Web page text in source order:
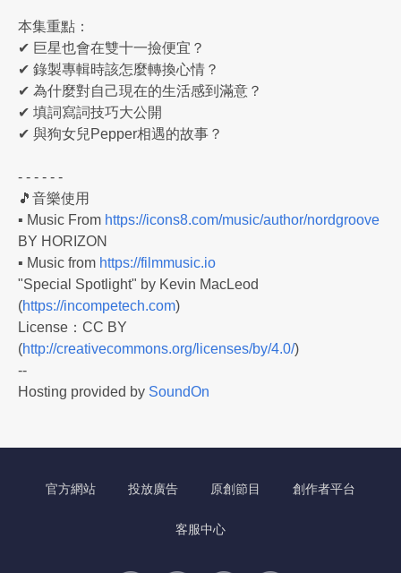
本集重點：
✔ 巨星也會在雙十一撿便宜？
✔ 錄製專輯時該怎麼轉換心情？
✔ 為什麼對自己現在的生活感到滿意？
✔ 填詞寫詞技巧大公開
✔ 與狗女兒Pepper相遇的故事？
- - - - - -
🎵音樂使用
▪ Music From https://icons8.com/music/author/nordgroove
BY HORIZON
▪ Music from https://filmmusic.io
"Special Spotlight" by Kevin MacLeod
(https://incompetech.com)
License：CC BY
(http://creativecommons.org/licenses/by/4.0/)
--
Hosting provided by SoundOn
官方網站 投放廣告 原創節目 創作者平台
客服中心